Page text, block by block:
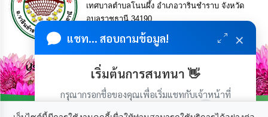
แชท... สอบถามข้อมูล! ×
เริ่มต้นการสนทนา 👋
กรุณากรอกชื่อของคุณเพื่อเริ่มแชทกับเจ้าหน้าที่
เทศบาลตำบลโนนผึ้ง อำเภอวารินชำราบ จังหวัด
อุบลราชธานี 34190.
โทร. 045-953452 แฟกซ์ 045-953452 Email
saraban_06341515@dla.go.th
ประชาชน มีภูมิคุ้มกัน พึ่งพาตนเอง พอเพียง เป็นสุข